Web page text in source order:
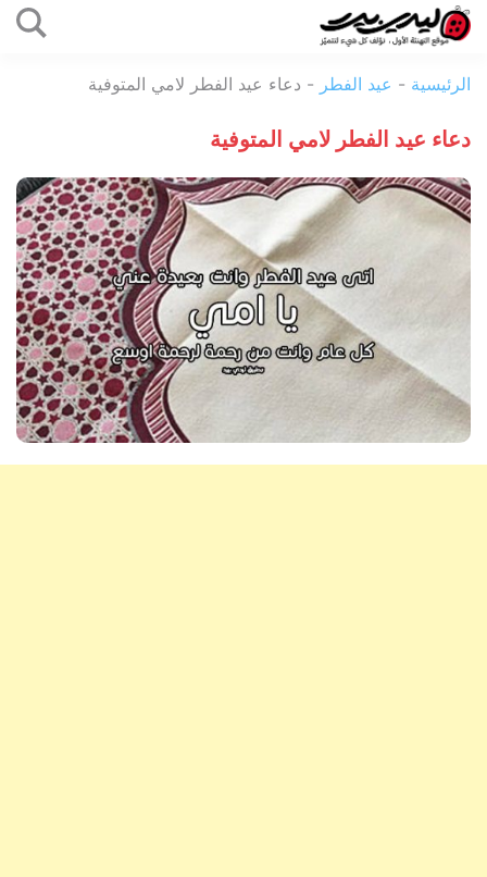
المحتوى
بيرد
الرئيسية - عيد الفطر - دعاء عيد الفطر لامي المتوفية
دعاء عيد الفطر لامي المتوفية